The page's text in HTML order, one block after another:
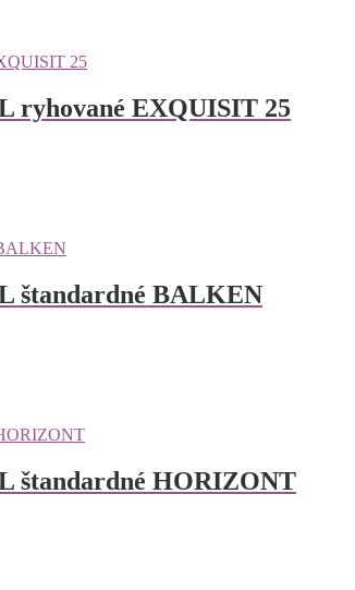
ryhované EXQUISIT 25
štandardné BALKEN
štandardné HORIZONT